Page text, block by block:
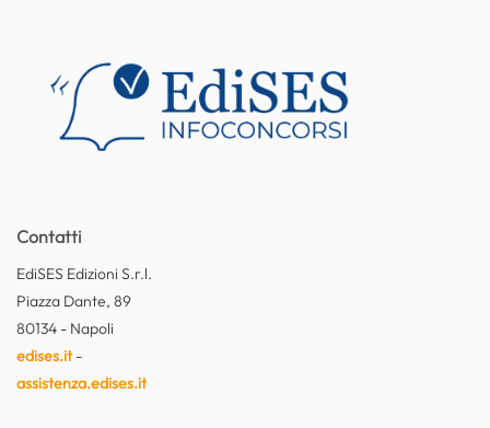
Contatti
EdiSES Edizioni S.r.l.
Piazza Dante, 89
80134 - Napoli
edises.it-
assistenza.edises.it